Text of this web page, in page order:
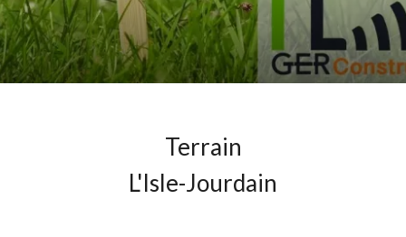
Terrain
L'Isle-Jourdain